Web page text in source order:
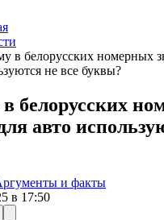
в белорусских номерных
не все буквы?
белорусских
авто
и факты
в 17:50